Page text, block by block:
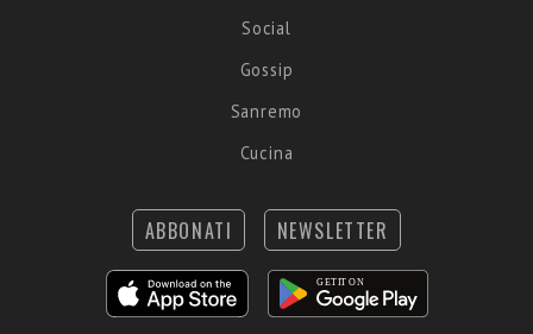
Social
Gossip
Sanremo
Cucina
ABBONATI NEWSLETTER